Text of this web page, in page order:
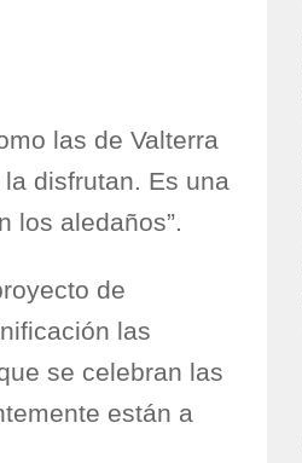
las de Valterra
disfrutan. Es una
los aledaños”.
de
las
se celebran las
están a